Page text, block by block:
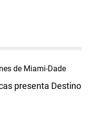
presenta Destino